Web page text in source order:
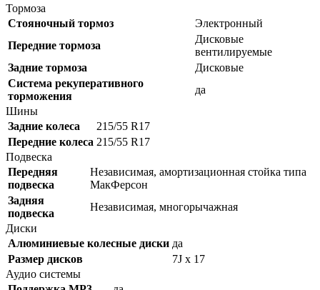
Тормоза
Стояночный тормоз
Электронный
Передние тормоза
Дисковые
вентилируемые
Задние тормоза
Дисковые
Система рекуперативного
торможения
да
Шины
Задние колеса
215/55 R17
Передние колеса 215/55 R17
Подвеска
Передняя
подвеска
Независимая, амортизационная стойка типа
МакФерсон
Задняя
подвеска
Независимая, многорычажная
Диски
Алюминиевые колесные диски да
Размер дисков
7J x 17
Аудио системы